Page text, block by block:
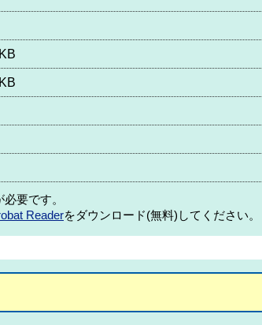
必要です。
Readerをダウンロード(無料)してください。